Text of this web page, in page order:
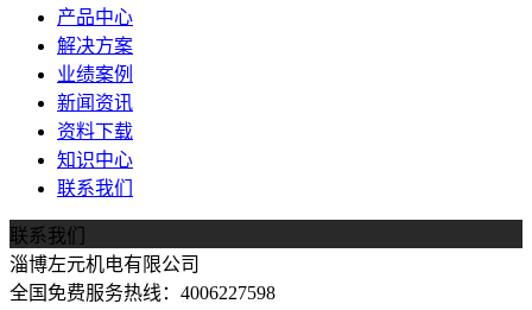
产品中心
解决方案
业绩案例
新闻资讯
资料下载
知识中心
联系我们
联系我们
淄博左元机电有限公司
全国免费服务热线：4006227598